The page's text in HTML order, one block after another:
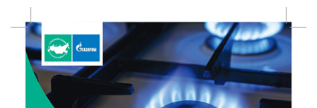
В Твери создали соединения для кормовых
добавок, повышающие продуктивность
сельхозживотных
6 Авг 2026 14:01 131